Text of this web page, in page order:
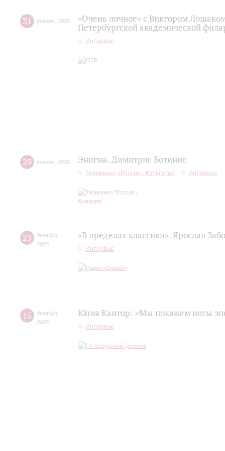
31 января 2026
«Очень личное» с Виктором
Петербургской академической
Интервью
29 января 2026 Энигма. Димитрис Ботинис
Телеканал «Россия - Культура» Интервью
23 декабря
2025
«В пределах классики». Ярослав
Интервью
15 декабря
2025
Юлия Кантор: «Мы покажем ноты
Интервью